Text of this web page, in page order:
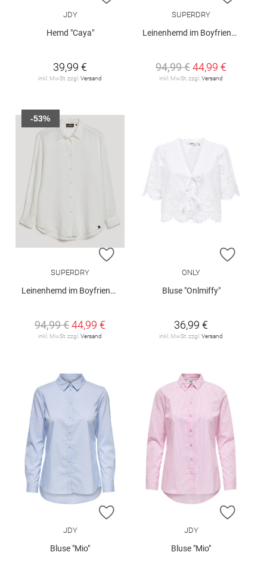
JDY
Hemd "Caya"
39,99 €
inkl. MwSt. zzgl.Versand
SUPERDRY
Leinenhemd im Boyfriend-Stil
94,99 €44,99 €
inkl. MwSt. zzgl.Versand
ZUR WUNSCHLISTE HINZUFÜGEN
SUPERDRY
Leinenhemd im Boyfriend-Stil
94,99 €44,99 €
inkl. MwSt. zzgl. Versand
-53%
ZUR
ONLY
Bluse "Onlmiffy"
36,99 €
inkl. MwSt. zzgl. Versand
ZUR WUNSCHLISTE HINZUFÜGEN
JDY
Bluse "Mio"
ZUR
JDY
Bluse "Mio"